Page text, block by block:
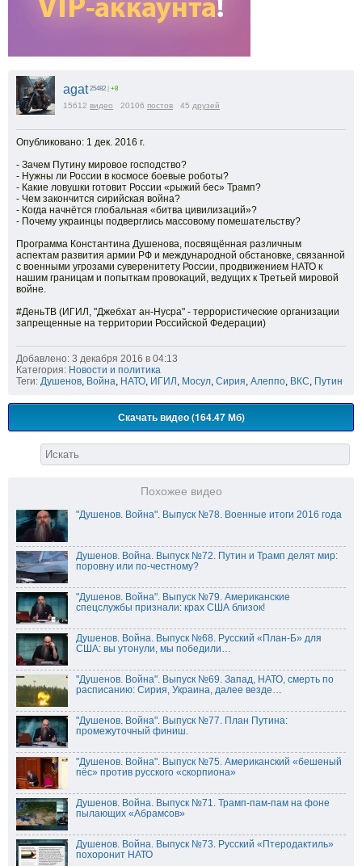
agat 25482 +8
15612 видео 20106 постов 45 друзей
Опубликовано: 1 дек. 2016 г.
- Зачем Путину мировое господство?
- Нужны ли России в космосе боевые роботы?
- Какие ловушки готовит России «рыжий бес» Трамп?
- Чем закончится сирийская война?
- Когда начнётся глобальная «битва цивилизаций»?
- Почему украинцы подверглись массовому помешательству?
Программа Константина Душенова, посвящённая различным
аспектам развития армии РФ и международной обстановке, связанной
с военными угрозами суверенитету России, продвижением НАТО к
нашим границам и попыткам провокаций, ведущих к Третьей мировой
войне.
#ДеньТВ (ИГИЛ, "Джебхат ан-Нусра" - террористические организации
запрещенные на территории Российской Федерации)
Добавлено: 3 декабря 2016 в 04:13
Категория: Новости и политика
Теги: Душенов, Война, НАТО, ИГИЛ , Мосул, Сирия, Алеппо, ВКС, Путин
Скачать видео (164.47 Мб)
Похожее видео
"Душенов. Война". Выпуск №78. Военные итоги 2016 года
Душенов. Война. Выпуск №72. Путин и Трамп делят мир:
поровну или по-честному?
"Душенов. Война". Выпуск №79. Американские
спецслужбы признали: крах США близок!
Душенов. Война. Выпуск №68. Русский «План-Б» для
США: вы утонули, мы победили…
"Душенов. Война". Выпуск №69. Запад, НАТО, смерть по
расписанию: Сирия, Украина, далее везде…
"Душенов. Война". Выпуск №77. План Путина:
промежуточный финиш.
"Душенов. Война". Выпуск №75. Американский «бешеный
пёс» против русского «скорпиона»
Душенов. Война. Выпуск №71. Трамп-пам-пам на фоне
пылающих «Абрамсов»
Душенов. Война. Выпуск №73. Русский «Птеродактиль»
похоронит НАТО